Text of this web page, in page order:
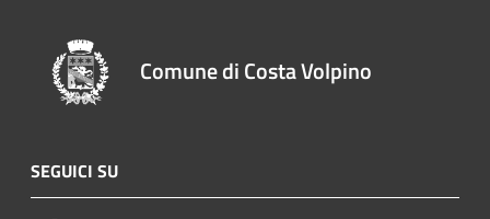
Comune di Costa Volpino
SEGUICI SU